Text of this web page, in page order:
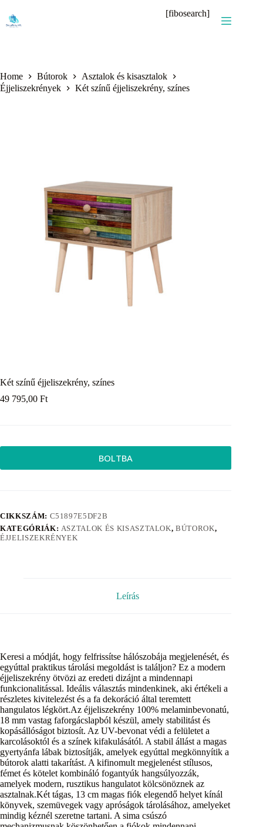
content
[fibosearch]
Home Bútorok
Asztalok és kisasztalok
Éjjeliszekrények
Két színű éjjeliszekrény, színes
Két színű éjjeliszekrény, színes
49 795,00 Ft
BOLTBA
CIKKSZÁM: C51897E5DF2B
KATEGÓRIÁK: ASZTALOK ÉS KISASZTALOK,BÚTOROK,
ÉJJELISZEKRÉNYEK
Leírás
Keresi a módját, hogy felfrissítse hálószobája megjelenését, és
egyúttal praktikus tárolási megoldást is találjon? Ez a modern
éjjeliszekrény ötvözi az eredeti dizájnt a mindennapi
funkcionalitással. Ideális választás mindenkinek, aki értékeli a
részletes kivitelezést és a fa dekoráció által teremtett
hangulatos légkört.Az éjjeliszekrény 100% melaminbevonatú,
18 mm vastag faforgácslapból készül, amely stabilitást és
kopásállóságot biztosít. Az UV-bevonat védi a felületet a
karcolásoktól és a színek kifakulásától. A stabil állást a magas
gyertyánfa lábak biztosítják, amelyek egyúttal megkönnyítik a
bútorok alatti takarítást. A kifinomult megjelenést stílusos,
fémet és kötelet kombináló fogantyúk hangsúlyozzák,
amelyek modern, rusztikus hangulatot kölcsönöznek az
asztalnak.Két tágas, 13 cm magas fiók elegendő helyet kínál
könyvek, szemüvegek vagy apróságok tárolásához, amelyeket
mindig kéznél szeretne tartani. A sima csúszó